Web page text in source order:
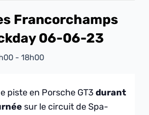
Francorchamps
06-06-23
- 18h00
piste en Porsche GT3durant
sur le circuit de Spa-